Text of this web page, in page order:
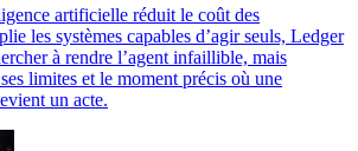
artificielle réduit le coût des
les systèmes capables d’agir seuls, Ledger
à rendre l’agent infaillible, mais
limites et le moment précis où une
un acte.